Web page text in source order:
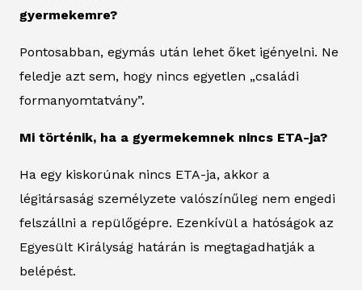
gyermekemre?
Pontosabban, egymás után lehet őket igényelni. Ne
feledje azt sem, hogy nincs egyetlen „családi
formanyomtatvány”.
Mi történik, ha a gyermekemnek nincs ETA-ja?
Ha egy kiskorúnak nincs ETA-ja, akkor a
légitársaság személyzete valószínűleg nem engedi
felszállni a repülőgépre. Ezenkívül a hatóságok az
Egyesült Királyság határán is megtagadhatják a
belépést.